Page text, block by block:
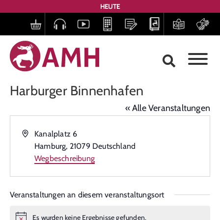
HEUTE
Harburger Binnenhafen
« Alle Veranstaltungen
AdresseKanalplatz 6
Hamburg, 21079 Deutschland
Wegbeschreibung
Veranstaltungen an diesem veranstaltungsort
Es wurden keine Ergebnisse gefunden.